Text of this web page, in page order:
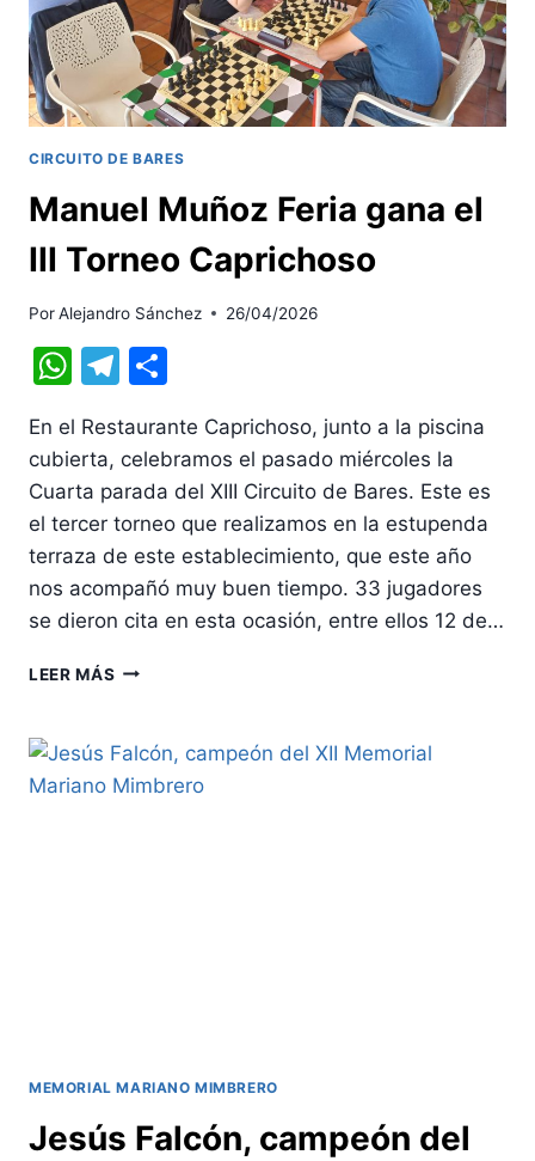
CIRCUITO DE BARES
Manuel Muñoz Feria gana el
III Torneo Caprichoso
PorAlejandro Sánchez 26/04/2026
WhatsApp
Telegram
En el Restaurante Caprichoso, junto a la piscina
cubierta, celebramos el pasado miércoles la
Cuarta parada del XIII Circuito de Bares. Este es
el tercer torneo que realizamos en la estupenda
terraza de este establecimiento, que este año
nos acompañó muy buen tiempo. 33 jugadores
se dieron cita en esta ocasión, entre ellos 12 de…
LEER MÁS MANUEL
GANA
III
MEMORIAL MARIANO MIMBRERO
Jesús Falcón, campeón del